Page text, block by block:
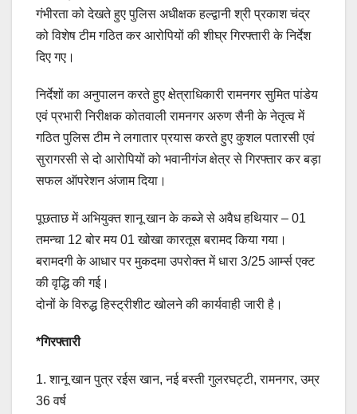
गंभीरता को देखते हुए पुलिस अधीक्षक हल्द्वानी श्री प्रकाश चंद्र
को विशेष टीम गठित कर आरोपियों की शीघ्र गिरफ्तारी के निर्देश
दिए गए।
निर्देशों का अनुपालन करते हुए क्षेत्राधिकारी रामनगर सुमित पांडेय
एवं प्रभारी निरीक्षक कोतवाली रामनगर अरुण सैनी के नेतृत्व में
गठित पुलिस टीम ने लगातार प्रयास करते हुए कुशल पतारसी एवं
सुरागरसी से दो आरोपियों को भवानीगंज क्षेत्र से गिरफ्तार कर बड़ा
सफल ऑपरेशन अंजाम दिया।
पूछताछ में अभियुक्त शानू खान के कब्जे से अवैध हथियार – 01
तमन्चा 12 बोर मय 01 खोखा कारतूस बरामद किया गया।
बरामदगी के आधार पर मुकदमा उपरोक्त में धारा 3/25 आर्म्स एक्ट
की वृद्धि की गई।
दोनों के विरुद्ध हिस्ट्रीशीट खोलने की कार्यवाही जारी है।
*गिरफ्तारी
1. शानू खान पुत्र रईस खान, नई बस्ती गुलरघट्टी, रामनगर, उम्र
36 वर्ष